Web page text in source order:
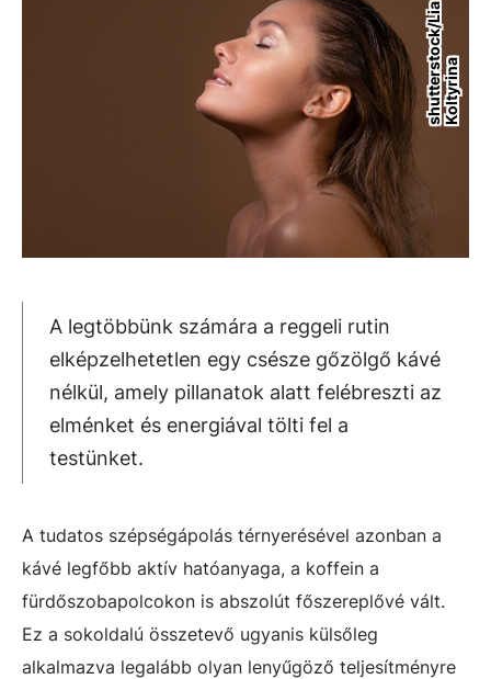
s
h
u
t
t
e
r
st
o
c
k
/
L
i
a
K
o
l
t
y
r
i
na
A legtöbbünk számára a reggeli rutin
elképzelhetetlen egy csésze gőzölgő kávé
nélkül, amely pillanatok alatt felébreszti az
elménket és energiával tölti fel a
testünket.
A tudatos szépségápolás térnyerésével azonban a
kávé legfőbb aktív hatóanyaga, a koffein a
fürdőszobapolcokon is abszolút főszereplővé vált.
Ez a sokoldalú összetevő ugyanis külsőleg
alkalmazva legalább olyan lenyűgöző teljesítményre